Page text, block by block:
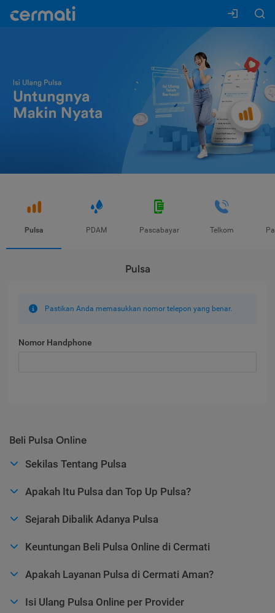
Pulsa PDAM Pascabayar Telkom
Pulsa
Pastikan Anda memasukkan nomor telepon yang benar.
Nomor Handphone
Beli Pulsa Online
Sekilas Tentang Pulsa
Apakah Itu Pulsa dan Top Up Pulsa?
Sejarah Dibalik Adanya Pulsa
Keuntungan Beli Pulsa Online di Cermati
Apakah Layanan Pulsa di Cermati Aman?
Isi Ulang Pulsa Online per Provider